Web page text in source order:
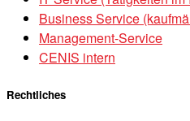
Business Service
Management-Service
CENIS intern
Rechtliches